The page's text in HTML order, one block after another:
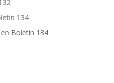
134
en Boletin 134